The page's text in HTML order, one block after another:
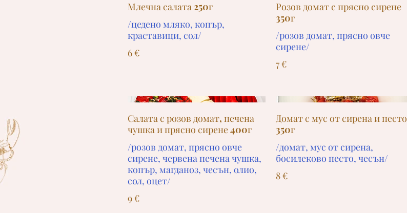
Млечна салата 250г
/цедено мляко, копър,
краставици, сол/
6 €
Розов домат с прясно сирене
350г
/розов домат, прясно овче
сирене/
7 €
Салата с розов домат, печена
чушка и прясно сирене 400г
/розов домат, прясно овче
сирене, червена печена чушка,
копър, магданоз, чесън, олио,
сол, оцет/
9 €
Домат с мус от сирена и песто
350г
/домат, мус от сирена,
босилеково песто, чесън/
8 €